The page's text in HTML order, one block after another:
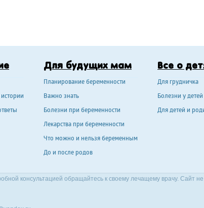
Для будущих мам
Планирование беременности
Важно знать
Болезни при беременности
Лекарства при беременности
Что можно и нельзя беременным
До и после родов
Все о
Для грудничка
Болезни у детей
Для детей и
консультацией обращайтесь к своему лечащему врачу. Сайт